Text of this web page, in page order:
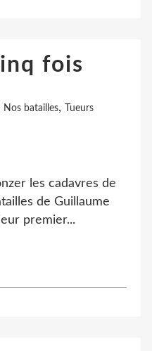
fois
Nos batailles, Tueurs
les cadavres de
de Guillaume
premier...